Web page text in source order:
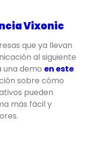
Vixonic
que ya llevan
al siguiente
una demo en este
sobre cómo
pueden
más fácil y